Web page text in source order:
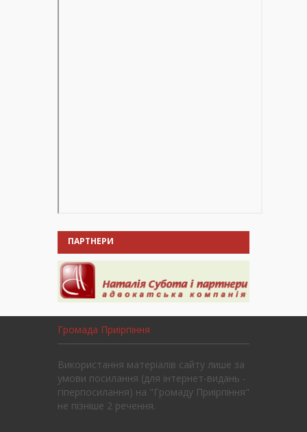
ПАРТНЕРИ
Громада Приірпіння
Використання матеріалів сайту лише за
умови посилання (для інтернет-видань -
гіперпосилання) на "Громаду Приірпіння"
не пізніше 2 речення.